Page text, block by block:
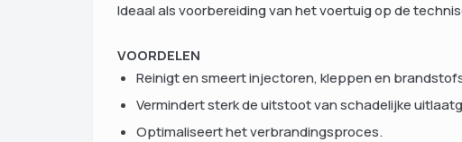
Ideaal als voorbereiding van het voertuig op de
VOORDELEN
Reinigt en smeert injectoren, kleppen en
Vermindert sterk de uitstoot van schadelijke
Optimaliseert het verbrandingsproces.